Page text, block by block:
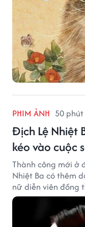
PHIM ẢNH 50
Địch Lệ Nhiệt
kéo vào cuộc
Thành công mới ở
Nhiệt Ba có thêm
nữ diễn viên đồng
Lưu Diệc Phi dù